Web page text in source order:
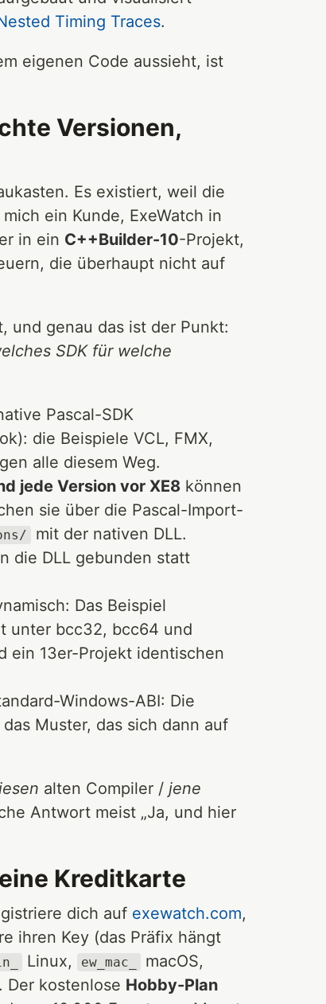
Timing Traces.
eigenen Code aussieht, ist
Versionen,
Es existiert, weil die
ein Kunde, ExeWatch in
in ein C++Builder-10-Projekt,
die überhaupt nicht auf
und genau das ist der Punkt:
SDK für welche
Pascal-SDK
die Beispiele VCL, FMX,
alle diesem Weg.
jede Version vor XE8 können
sie über die Pascal-Import-
mit der nativen DLL.
die DLL gebunden statt
Das Beispiel
unter bcc32, bcc64 und
ein 13er-Projekt identischen
Windows-ABI: Die
Muster, das sich dann auf
alten Compiler / jene
Antwort meist „Ja, und hier
Kreditkarte
dich auf exewatch.com,
ihren Key (das Präfix hängt
Linux, ew_mac_ macOS,
Der kostenlose Hobby-Plan